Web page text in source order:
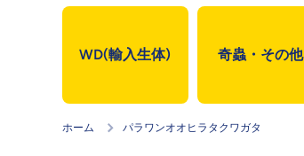
WD(輸入生体) 奇蟲・その他
ホーム パラワンオオヒラタクワガタ